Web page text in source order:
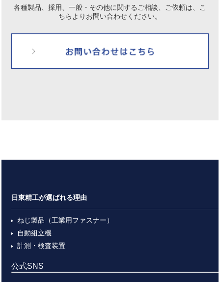
各種製品、採用、一般・その他に関するご相談、ご依頼は、
こ
ちらよりお問い合わせください。
日東精工が選ばれる理由
ねじ製品（工業用ファスナー）
自動組立機
計測・検査装置
公式SNS